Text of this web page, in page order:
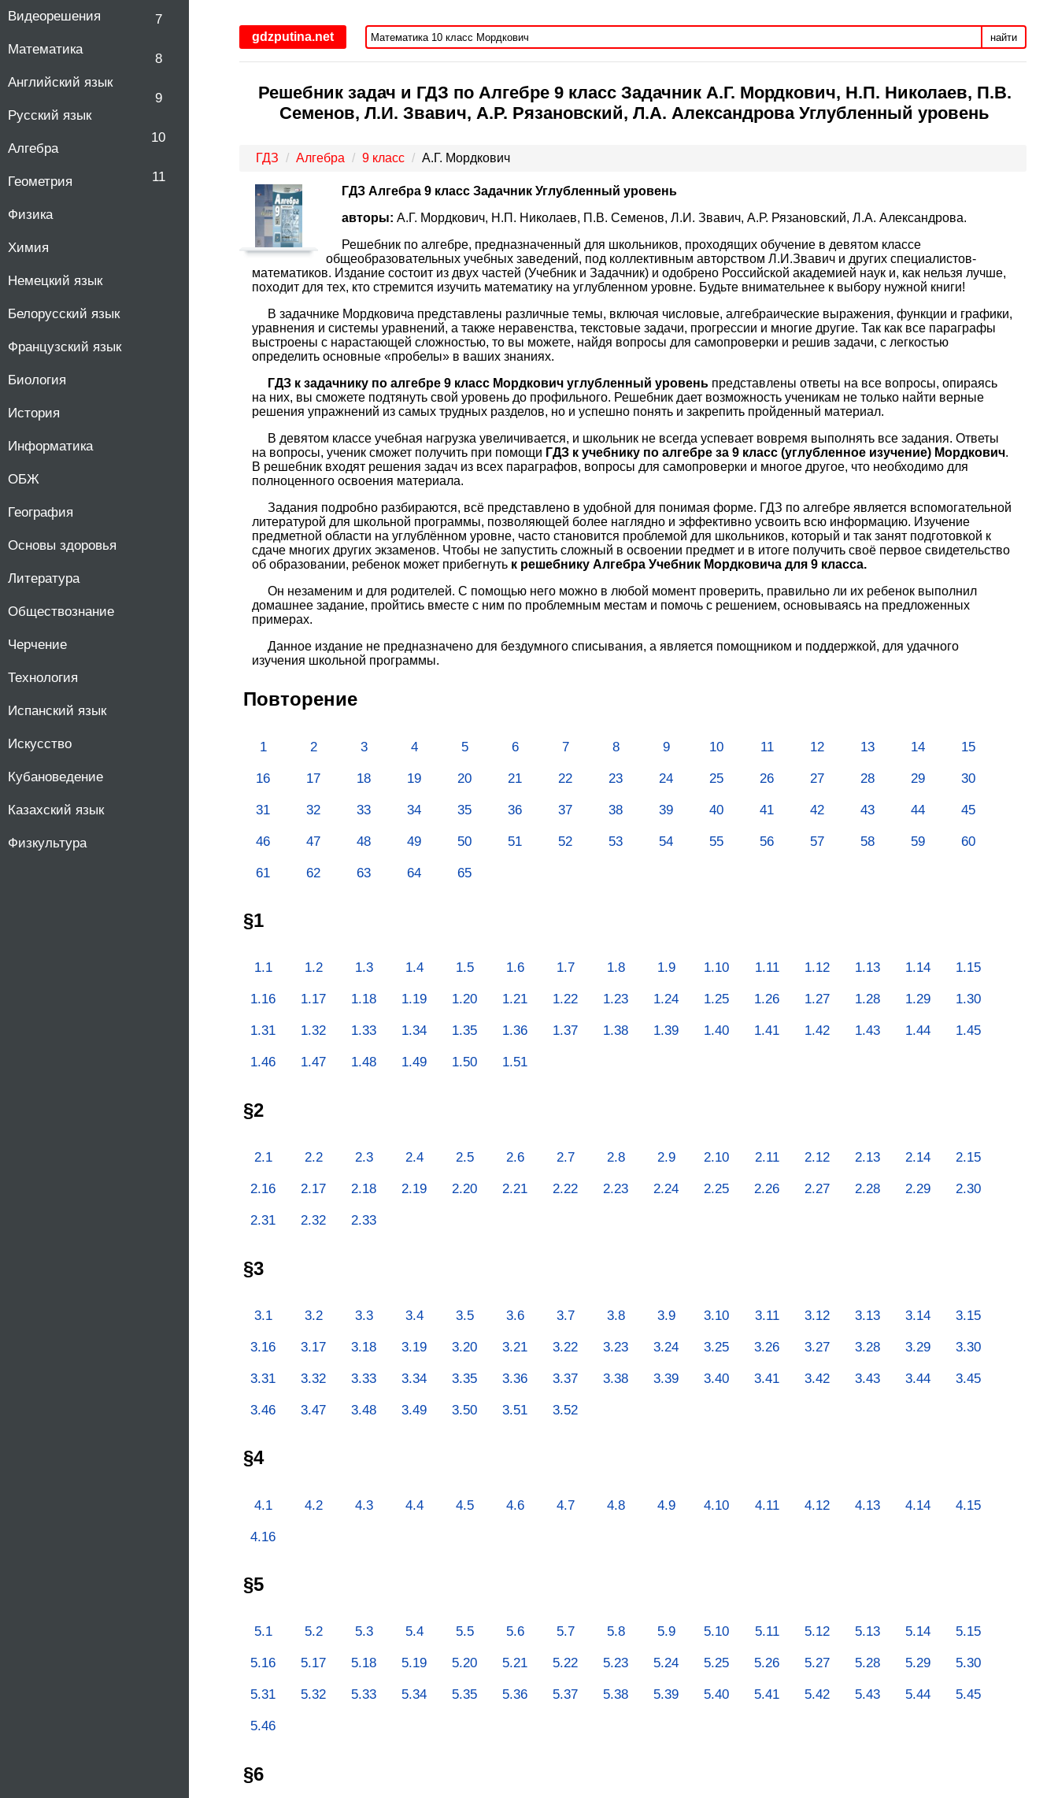
Видеорешения
Математика
Английский язык
Русский язык
Алгебра
Геометрия
Физика
Химия
Немецкий язык
Белорусский язык
Французский язык
Биология
История
Информатика
ОБЖ
География
Основы здоровья
Литература
Обществознание
Черчение
Технология
Испанский язык
Искусство
Кубановедение
Казахский язык
Физкультура
7
8
9
10
11
gdzputina.net найти
Решебник задач и ГДЗ по Алгебре 9 класс Задачник А.Г. Мордкович, Н.П. Николаев, П.В.
Семенов, Л.И. Звавич, А.Р. Рязановский, Л.А. Александрова Углубленный уровень
ГДЗ Алгебра 9 класс А.Г. Мордкович
ГДЗ Алгебра 9 класс Задачник Углубленный уровень
авторы: А.Г. Мордкович, Н.П. Николаев, П.В. Семенов, Л.И. Звавич, А.Р. Рязановский, Л.А. Александрова.
Решебник по алгебре, предназначенный для школьников, проходящих обучение в девятом классе
общеобразовательных учебных заведений, под коллективным авторством Л.И.Звавич и других специалистов-
математиков. Издание состоит из двух частей (Учебник и Задачник) и одобрено Российской академией наук и, как нельзя лучше,
походит для тех, кто стремится изучить математику на углубленном уровне. Будьте внимательнее к выбору нужной книги!
В задачнике Мордковича представлены различные темы, включая числовые, алгебраические выражения, функции и графики,
уравнения и системы уравнений, а также неравенства, текстовые задачи, прогрессии и многие другие. Так как все параграфы
выстроены с нарастающей сложностью, то вы можете, найдя вопросы для самопроверки и решив задачи, с легкостью
определить основные «пробелы» в ваших знаниях.
ГДЗ к задачнику по алгебре 9 класс Мордкович углубленный уровень представлены ответы на все вопросы, опираясь
на них, вы сможете подтянуть свой уровень до профильного. Решебник дает возможность ученикам не только найти верные
решения упражнений из самых трудных разделов, но и успешно понять и закрепить пройденный материал.
В девятом классе учебная нагрузка увеличивается, и школьник не всегда успевает вовремя выполнять все задания. Ответы
на вопросы, ученик сможет получить при помощи ГДЗ к учебнику по алгебре за 9 класс (углубленное изучение) Мордкович.
В решебник входят решения задач из всех параграфов, вопросы для самопроверки и многое другое, что необходимо для
полноценного освоения материала.
Задания подробно разбираются, всё представлено в удобной для понимая форме. ГДЗ по алгебре является вспомогательной
литературой для школьной программы, позволяющей более наглядно и эффективно усвоить всю информацию. Изучение
предметной области на углублённом уровне, часто становится проблемой для школьников, который и так занят подготовкой к
сдаче многих других экзаменов. Чтобы не запустить сложный в освоении предмет и в итоге получить своё первое свидетельство
об образовании, ребенок может прибегнуть к решебнику Алгебра Учебник Мордковича для 9 класса.
Он незаменим и для родителей. С помощью него можно в любой момент проверить, правильно ли их ребенок выполнил
домашнее задание, пройтись вместе с ним по проблемным местам и помочь с решением, основываясь на предложенных
примерах.
Данное издание не предназначено для бездумного списывания, а является помощником и поддержкой, для удачного
изучения школьной программы.
Повторение
1 2 3 4 5 6 7 8 9 10 11 12 13 14 15
16 17 18 19 20 21 22 23 24 25 26 27 28 29 30
31 32 33 34 35 36 37 38 39 40 41 42 43 44 45
46 47 48 49 50 51 52 53 54 55 56 57 58 59 60
61 62 63 64 65
§1
1.1 1.2 1.3 1.4 1.5 1.6 1.7 1.8 1.9 1.10 1.11 1.12 1.13 1.14 1.15
1.16 1.17 1.18 1.19 1.20 1.21 1.22 1.23 1.24 1.25 1.26 1.27 1.28 1.29 1.30
1.31 1.32 1.33 1.34 1.35 1.36 1.37 1.38 1.39 1.40 1.41 1.42 1.43 1.44 1.45
1.46 1.47 1.48 1.49 1.50 1.51
§2
2.1 2.2 2.3 2.4 2.5 2.6 2.7 2.8 2.9 2.10 2.11 2.12 2.13 2.14 2.15
2.16 2.17 2.18 2.19 2.20 2.21 2.22 2.23 2.24 2.25 2.26 2.27 2.28 2.29 2.30
2.31 2.32 2.33
§3
3.1 3.2 3.3 3.4 3.5 3.6 3.7 3.8 3.9 3.10 3.11 3.12 3.13 3.14 3.15
3.16 3.17 3.18 3.19 3.20 3.21 3.22 3.23 3.24 3.25 3.26 3.27 3.28 3.29 3.30
3.31 3.32 3.33 3.34 3.35 3.36 3.37 3.38 3.39 3.40 3.41 3.42 3.43 3.44 3.45
3.46 3.47 3.48 3.49 3.50 3.51 3.52
§4
4.1 4.2 4.3 4.4 4.5 4.6 4.7 4.8 4.9 4.10 4.11 4.12 4.13 4.14 4.15
4.16
§5
5.1 5.2 5.3 5.4 5.5 5.6 5.7 5.8 5.9 5.10 5.11 5.12 5.13 5.14 5.15
5.16 5.17 5.18 5.19 5.20 5.21 5.22 5.23 5.24 5.25 5.26 5.27 5.28 5.29 5.30
5.31 5.32 5.33 5.34 5.35 5.36 5.37 5.38 5.39 5.40 5.41 5.42 5.43 5.44 5.45
5.46
§6